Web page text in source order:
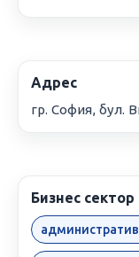
Адрес
гр. София, бул.
Бизнес сектор